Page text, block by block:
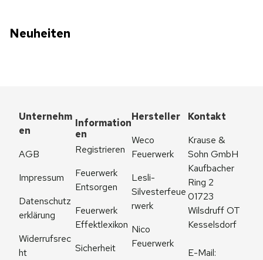
Neuheiten
Unternehm
en
AGB
Impressum
Datenschutz
erklärung
Widerrufsrec
ht
Information
en
Registrieren
Feuerwerk
Entsorgen
Feuerwerk
Effektlexikon
Sicherheit
Hersteller
Weco
Feuerwerk
Lesli-
Silvesterfeue
rwerk
Nico
Feuerwerk
Kontakt
Krause &
Sohn GmbH
Kaufbacher
Ring 2
01723
Wilsdruff OT
Kesselsdorf